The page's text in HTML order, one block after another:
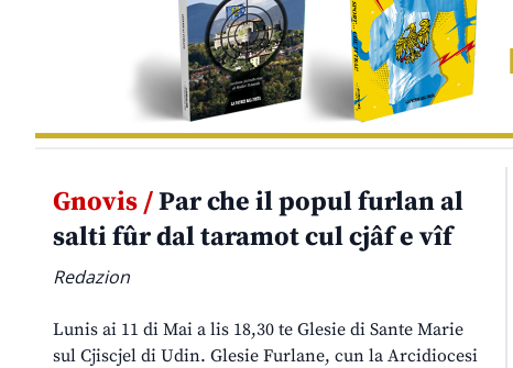
Gnovis /Par che il popul furlan al
salti fûr dal taramot cul cjâf e vîf
Redazion
Lunis ai 11 di Mai a lis 18,30 te Glesie di Sante Marie
sul Cjiscjel di Udin. Glesie Furlane, cun la Arcidiocesi